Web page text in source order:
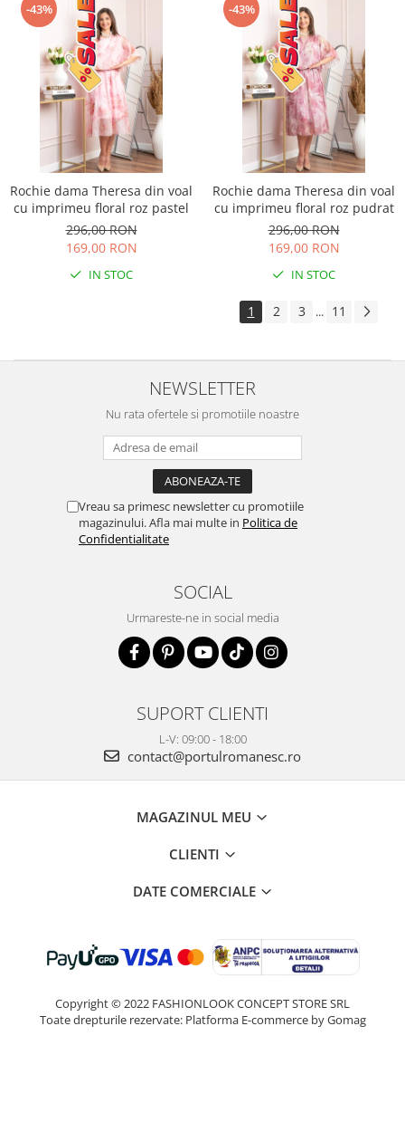
-43%
Rochie dama Theresa din voal
cu imprimeu floral roz pastel
296,00 RON
169,00 RON
IN STOC
-43%
Rochie dama Theresa din voal
cu imprimeu floral roz pudrat
296,00 RON
169,00 RON
IN STOC
1 2 3 ... 11
NEWSLETTER
Nu rata ofertele si promotiile noastre
Vreau sa primesc newsletter cu promotiile
magazinului. Afla mai multe in Politica de
Confidentialitate
SOCIAL
Urmareste-ne in social media
SUPORT CLIENTI
L-V: 09:00 - 18:00
contact@portulromanesc.ro
MAGAZINUL MEU
CLIENTI
DATE COMERCIALE
Copyright © 2022 FASHIONLOOK CONCEPT STORE SRL
Toate drepturile rezervate: Platforma E-commerce by Gomag